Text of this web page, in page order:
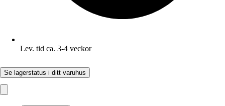
Lev. tid ca. 3-4 veckor
Se lagerstatus i ditt varuhus